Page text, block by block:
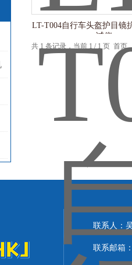
LT-T004自行车头盔护目镜
试仪
共 1 条记录，当前 1 / 1 页 首
联系人：
联系邮箱